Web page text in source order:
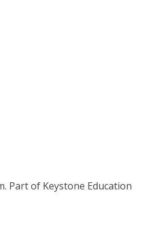
Part of Keystone Education